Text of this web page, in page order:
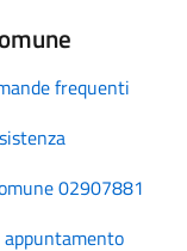
frequenti
02907881